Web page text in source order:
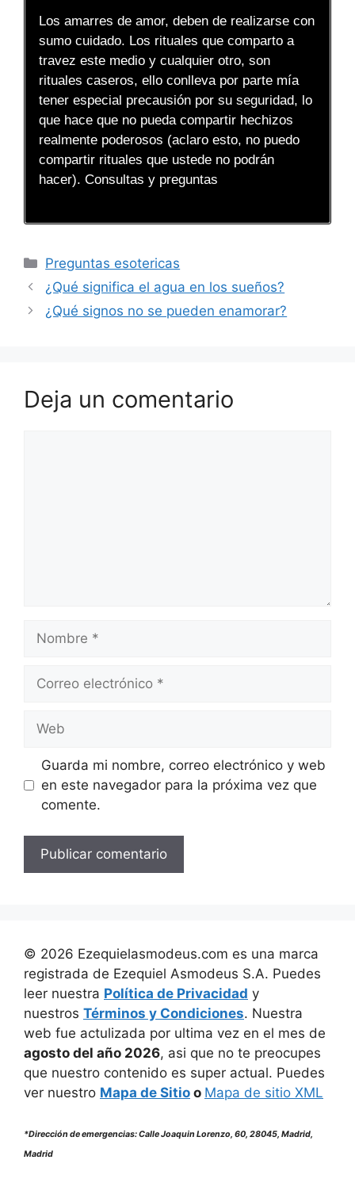
Los amarres de amor, deben de realizarse con
sumo cuidado. Los rituales que comparto a
travez este medio y cualquier otro, son
rituales caseros, ello conlleva por parte mía
tener especial precausión por su seguridad, lo
que hace que no pueda compartir hechizos
realmente poderosos (aclaro esto, no puedo
compartir rituales que ustede no podrán
hacer). Consultas y preguntas
Categorías
Preguntas esotericas
¿Qué significa el agua en los sueños?
¿Qué signos no se pueden enamorar?
Deja un comentario
Nombre
Correo
Web
Guarda mi nombre, correo electrónico y web
en este navegador para la próxima vez que
comente.
© 2026 Ezequielasmodeus.com es una marca
registrada de Ezequiel Asmodeus S.A. Puedes
leer nuestra Política de Privacidad y
nuestros Términos y Condiciones. Nuestra
web fue actulizada por ultima vez en el mes de
agosto del año 2026, asi que no te preocupes
que nuestro contenido es super actual. Puedes
ver nuestro Mapa de Sitio o Mapa de sitio XML
*Dirección de emergencias: Calle Joaquin Lorenzo, 60, 28045, Madrid,
Madrid